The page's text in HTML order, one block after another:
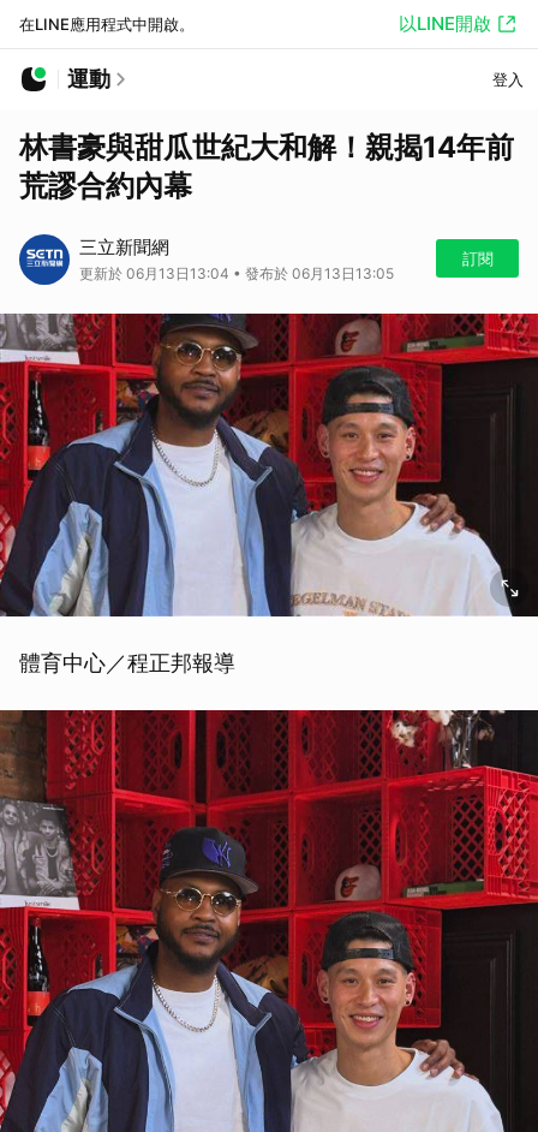
在LINE應用程式中開啟。 以LINE開啟
運動 登入
林書豪與甜瓜世紀大和解！親揭14年前
荒謬合約內幕
三立新聞網
更新於 06月13日13:04 • 發布於 06月13日13:05
訂閱
體育中心／程正邦報導